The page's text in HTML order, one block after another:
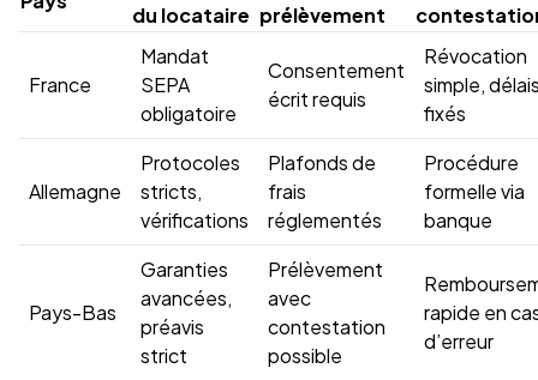
du locataire prélèvement
France
Mandat
SEPA
obligatoire
Consentement
écrit requis
Révocation
simple,
fixés
Allemagne
Protocoles
stricts,
vérifications
Plafonds de
frais
réglementés
Procédure
formelle via
banque
Pays-Bas
Garanties
avancées,
préavis
strict
Prélèvement
avec
contestation
possible
rapide en
d’erreur